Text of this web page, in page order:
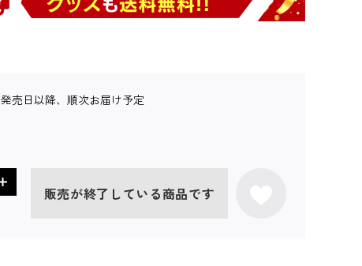
発売日以降、順次お届け予定
販売が終了している商品です